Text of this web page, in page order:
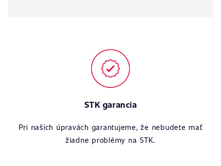
STK garancia
Pri našich úpravách garantujeme, že nebudete mať
žiadne problémy na STK.